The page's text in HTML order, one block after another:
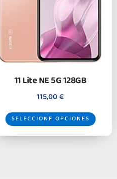
11 Lite NE 5G 128GB
115,00€
SELECCIONE OPCIONES